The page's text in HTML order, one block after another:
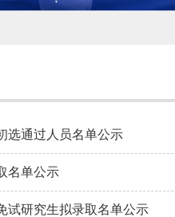
选通过人员名单公示
名单公示
试研究生拟录取名单公示